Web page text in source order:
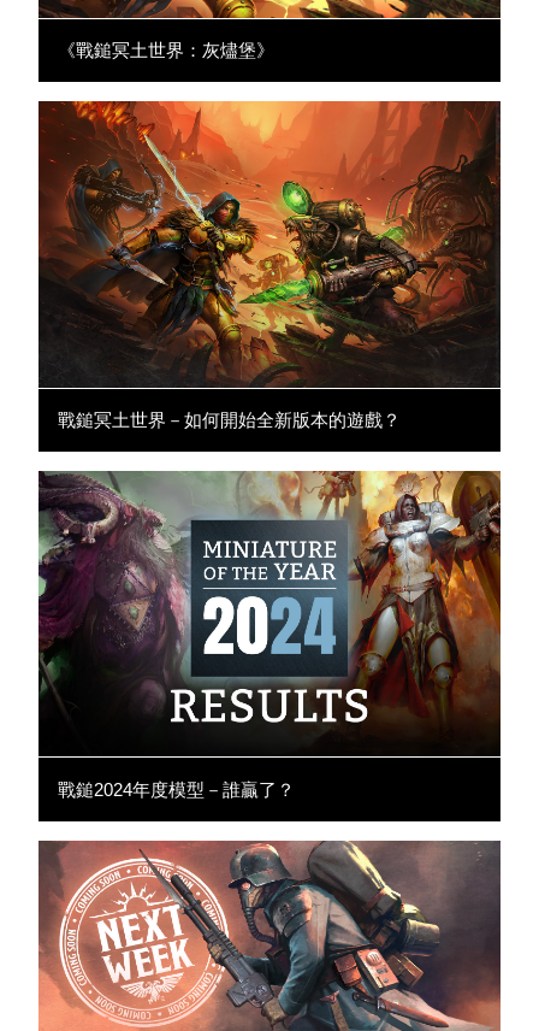
《戰鎚冥土世界：灰燼堡》
戰鎚冥土世界－如何開始全新版本的遊戲？
戰鎚2024年度模型－誰贏了？